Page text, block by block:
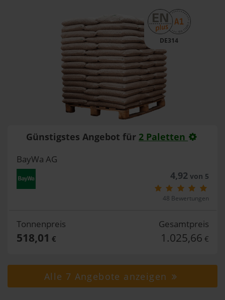
DE314
Günstigstes Angebot für 2 Paletten
BayWa AG
4,92von 5
48 Bewertungen
Tonnenpreis
518,01 €
Gesamtpreis
1.025,66 €
Alle 7 Angebote anzeigen